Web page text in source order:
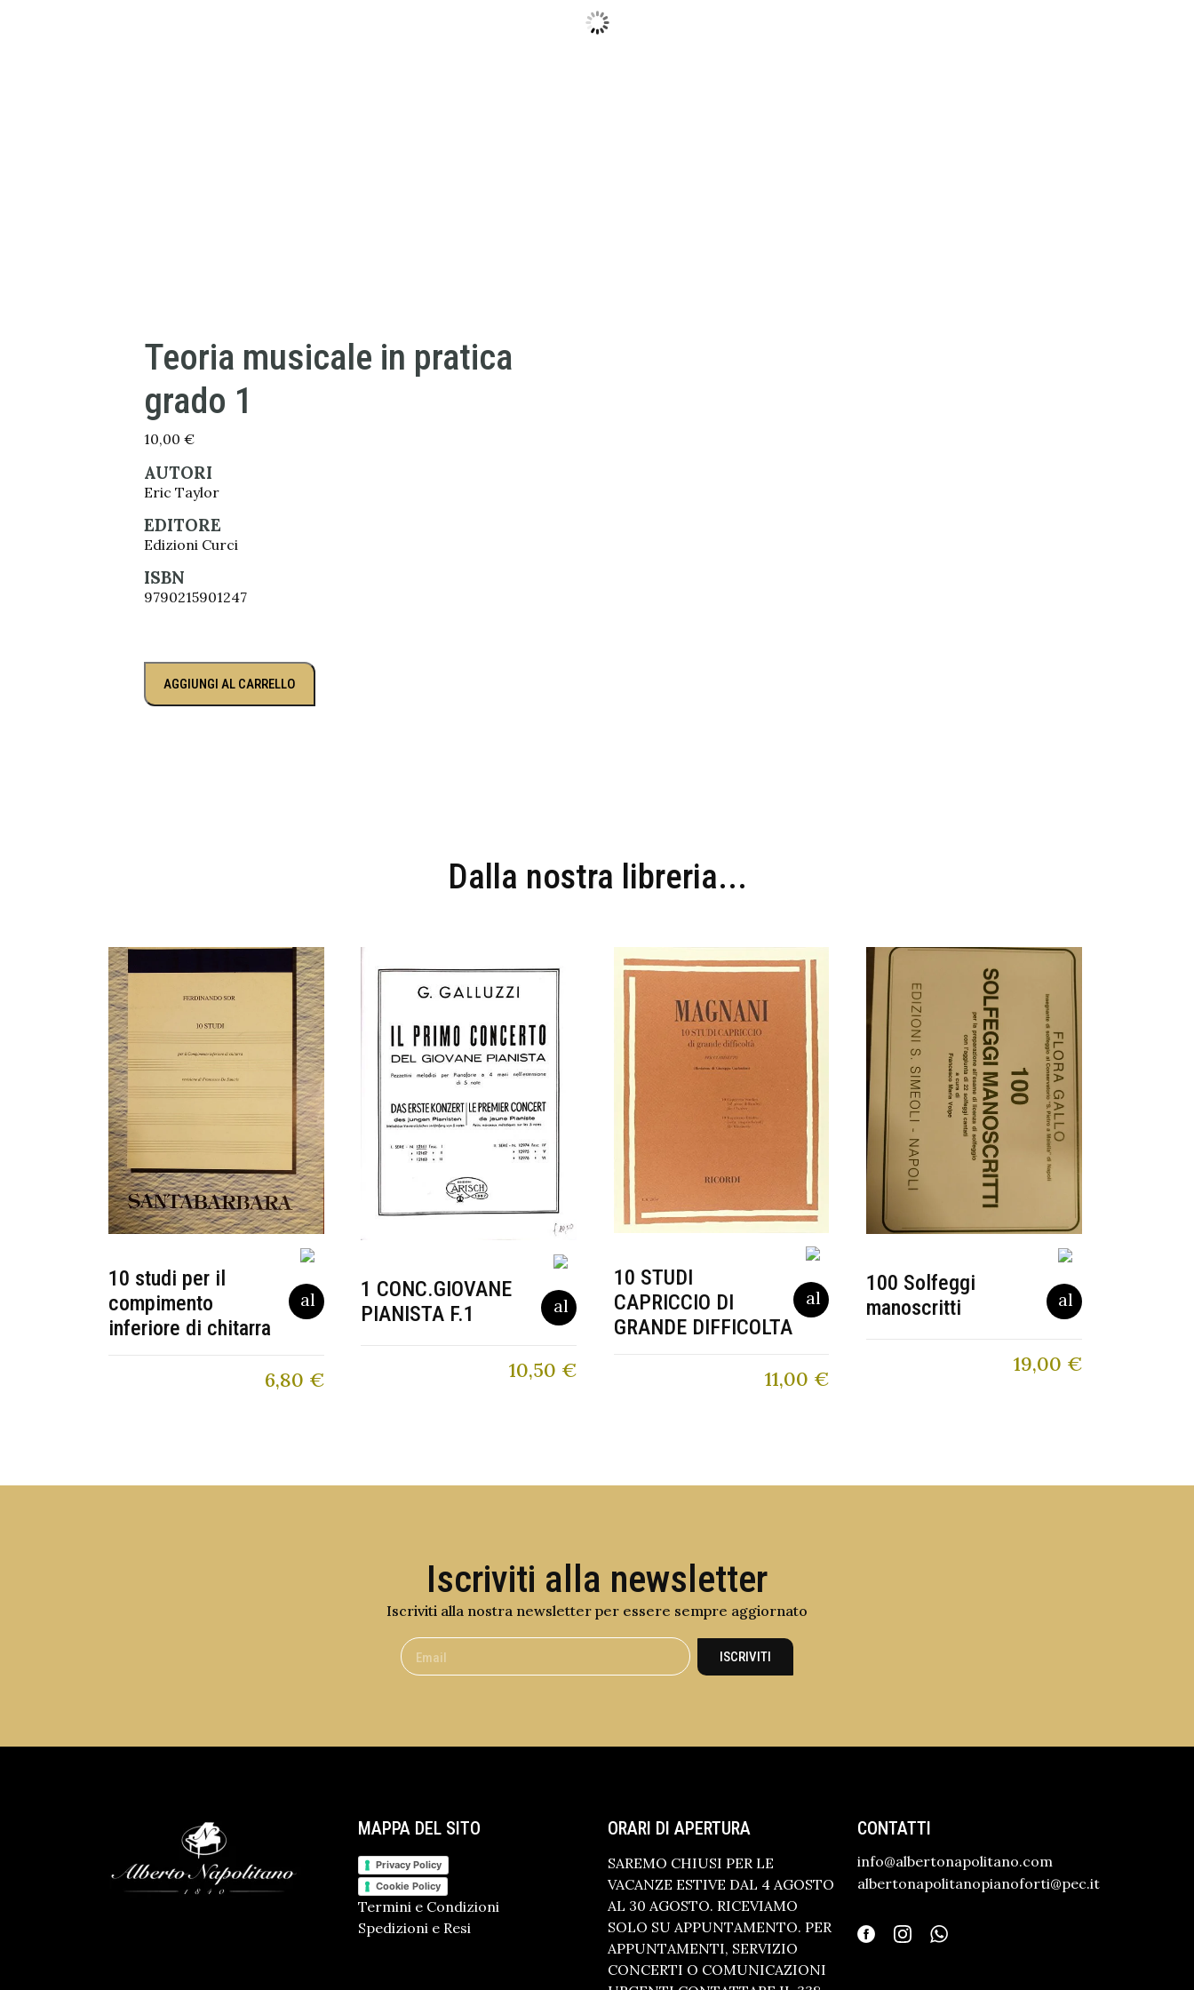
Teoria musicale in pratica
grado 1
10,00 €
AUTORI
Eric Taylor
EDITORE
Edizioni Curci
ISBN
9790215901247
AGGIUNGI AL CARRELLO
Dalla nostra libreria...
10 studi per il
compimento
inferiore di chitarra
6,80 €
1 CONC.GIOVANE
PIANISTA F.1
10,50 €
10 STUDI
CAPRICCIO DI
GRANDE DIFFICOLTA
11,00 €
100 Solfeggi
manoscritti
19,00 €
Iscriviti alla newsletter
Iscriviti alla nostra newsletter per essere sempre aggiornato
ISCRIVITI
MAPPA DEL SITO
Privacy Policy
Cookie Policy
Termini e Condizioni
Spedizioni e Resi
ORARI DI APERTURA
SAREMO CHIUSI PER LE
VACANZE ESTIVE DAL 4 AGOSTO
AL 30 AGOSTO. RICEVIAMO
SOLO SU APPUNTAMENTO. PER
APPUNTAMENTI, SERVIZIO
CONCERTI O COMUNICAZIONI
CONTATTI
info@albertonapolitano.com
albertonapolitanopianoforti@pec.it